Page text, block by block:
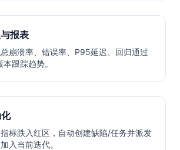
报表
崩溃率、错误率、P95延迟、回归通过
跟踪趋势。
标跌入红区，自动创建缺陷/任务并派发
入当前迭代。